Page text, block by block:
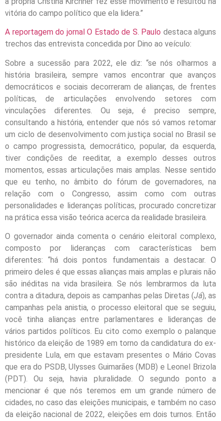
vitória do campo político que ela lidera.”
A reportagem do jornal O Estado de S. Paulo destaca alguns
trechos das entrevista concedida por Dino ao veículo:
Sobre a sucessão para 2022, ele diz: “se nós olharmos a
história brasileira, sempre vamos encontrar que avanços
democráticos e sociais decorreram de alianças, de frentes
políticas, de articulações envolvendo setores com
vinculações diferentes. Ou seja, é preciso sempre,
consultando a história, entender que nós só vamos retomar
um ciclo de desenvolvimento com justiça social no Brasil se
o campo progressista, democrático, popular, da esquerda,
tiver condições de reeditar, a exemplo desses outros
momentos, essas articulações mais amplas. Nesse sentido
que eu tenho, no âmbito do fórum de governadores, na
relação com o Congresso, assim como com outras
personalidades e lideranças políticas, procurado concretizar
na prática essa visão teórica acerca da realidade brasileira.
O governador ainda comenta o cenário eleitoral complexo,
composto por lideranças com características bem
diferentes: “há dois pontos fundamentais a destacar. O
primeiro deles é que essas alianças mais amplas e plurais não
são inéditas na vida brasileira. Se nós lembrarmos da luta
contra a ditadura, depois as campanhas pelas Diretas (Já), as
campanhas pela anistia, o processo eleitoral que se seguiu,
você tinha alianças entre parlamentares e lideranças de
vários partidos políticos. Eu cito como exemplo o palanque
histórico da eleição de 1989 em torno da candidatura do ex-
presidente Lula, em que estavam presentes o Mário Covas
que era do PSDB, Ulysses Guimarães (MDB) e Leonel Brizola
(PDT). Ou seja, havia pluralidade. O segundo ponto a
mencionar é que nós teremos em um grande número de
cidades, no caso das eleições municipais, e também no caso
da eleição nacional de 2022, eleições em dois turnos. Então